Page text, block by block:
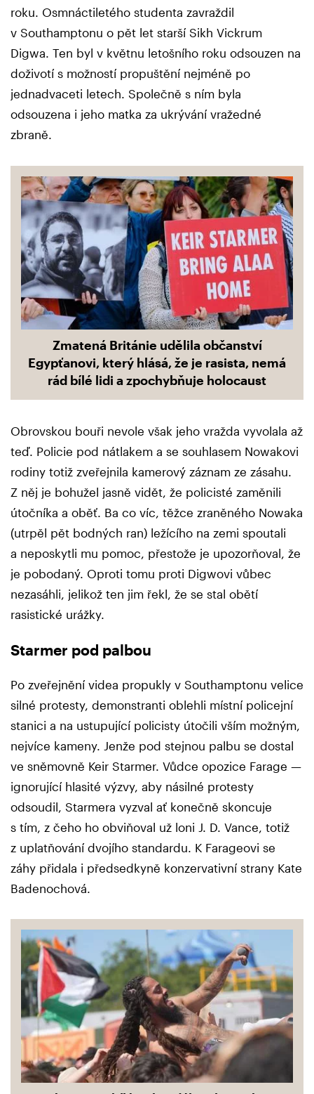
roku. Osmnáctiletého studenta zavraždil
v Southamptonu o pět let starší Sikh Vickrum
Digwa. Ten byl v květnu letošního roku odsouzen na
doživotí s možností propuštění nejméně po
jednadvaceti letech. Společně s ním byla
odsouzena i jeho matka za ukrývání vražedné
zbraně.
Zmatená Británie udělila občanství
Egypťanovi, který hlásá, že je rasista, nemá
rád bílé lidi a zpochybňuje holocaust
Obrovskou bouři nevole však jeho vražda vyvolala až
teď. Policie pod nátlakem a se souhlasem Nowakovi
rodiny totiž zveřejnila kamerový záznam ze zásahu.
Z něj je bohužel jasně vidět, že policisté zaměnili
útočníka a oběť. Ba co víc, těžce zraněného Nowaka
(utrpěl pět bodných ran) ležícího na zemi spoutali
a neposkytli mu pomoc, přestože je upozorňoval, že
je pobodaný. Oproti tomu proti Digwovi vůbec
nezasáhli, jelikož ten jim řekl, že se stal obětí
rasistické urážky.
Starmer pod palbou
Po zveřejnění videa propukly v Southamptonu velice
silné protesty, demonstranti oblehli místní policejní
stanici a na ustupující policisty útočili vším možným,
nejvíce kameny. Jenže pod stejnou palbu se dostal
ve sněmovně Keir Starmer. Vůdce opozice Farage —
ignorující hlasité výzvy, aby násilné protesty
odsoudil, Starmera vyzval ať konečně skoncuje
s tím, z čeho ho obviňoval už loni J. D. Vance, totiž
z uplatňování dvojího standardu. K Farageovi se
záhy přidala i předsedkyně konzervativní strany Kate
Badenochová.